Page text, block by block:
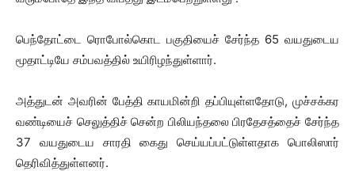
பெந்தோட்டை ரொபோல்கொட பகுதியைச் சேர்ந்த 65 வயதுடைய
மூதாட்டியே சம்பவத்தில் உயிரிழந்துள்ளார்.
அத்துடன் அவரின் பேத்தி காயமின்றி தப்பியுள்ளதோடு, முச்சக்கர
வண்டியைச் செலுத்திச் சென்ற பிலியந்தலை பிரதேசத்தைச் சேர்ந்த
37 வயதுடைய சாரதி கைது செய்யப்பட்டுள்ளதாக பொலிஸார்
தெரிவித்துள்ளனர்.